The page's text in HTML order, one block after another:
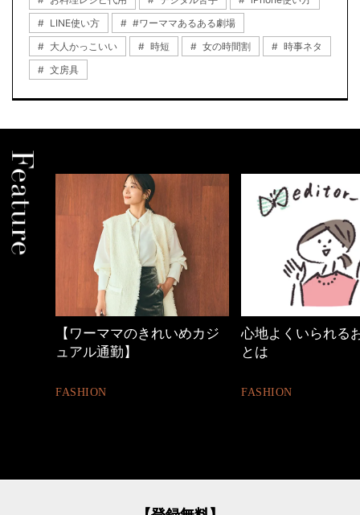
LINE使い方
#ワーママあるある劇場
大人かっこいい
時短 女の時間割
時事ネタ
文房具
心地よくいられるおしゃれ
とは
FASHION
優木まおみさん「
割。」
LIFESTYLE